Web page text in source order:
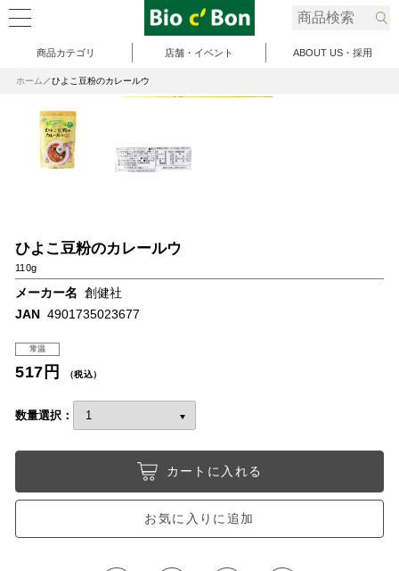
商品カテゴリ 店舗・イベント ABOUT US・採用
ホーム ひよこ豆粉のカレールウ
ひよこ豆粉のカレールウ
110g
メーカー名 創健社
JAN 4901735023677
常温
517円 （税込）
数量選択：
カートに入れる
お気に入りに追加